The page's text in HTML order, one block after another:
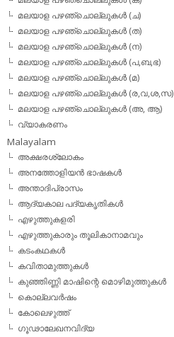
മലയാള പഴഞ്ചൊല്ലുകള്‍ (ച)
മലയാള പഴഞ്ചൊല്ലുകള്‍ (ത)
മലയാള പഴഞ്ചൊല്ലുകള്‍ (ന)
മലയാള പഴഞ്ചൊല്ലുകള്‍ (പ,ബ,ഭ)
മലയാള പഴഞ്ചൊല്ലുകള്‍ (മ)
മലയാള പഴഞ്ചൊല്ലുകള്‍ (ര,വ,ശ,സ)
മലയാള പഴഞ്ചൊല്ലുകൾ (അ, ആ)
വ്യാകരണം
Malayalam
അക്ഷരശ്ലോകം
അനത്തോളിയന്‍ ഭാഷകള്‍
അന്താദിപ്രാസം
ആദ്യകാല പദ്യകൃതികള്‍
എഴുത്തുകളരി
എഴുത്തുകാരും തൂലികാനാമവും
കടംകഥകള്‍
കവിതാമുത്തുകള്‍
കുഞ്ഞിണ്ണി മാഷിന്റെ മൊഴിമുത്തുകള്‍
കൊല്ലവര്‍ഷം
കോലെഴുത്ത്
ഗൂഢാലേഖനവിദ്യ